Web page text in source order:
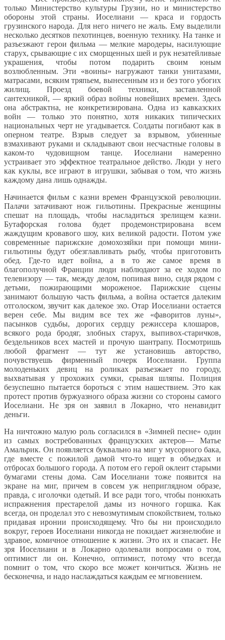
только Министерство культуры Грузии, но и министерство
обороны этой страны. Иоселиани — краса и гордость
грузинского народа. Для него ничего не жаль. Ему выделили
несколько десятков пехотинцев, военную технику. На танке и
разъезжают герои фильма — мелкие мародеры, насилующие
старух, срывающие с их сморщенных шей и рук незатейливые
украшения, чтобы потом подарить своим юным
возлюбленным. Эти «воины» нагружают танки унитазами,
матрасами, всяким тряпьем, вынесенным из и без того убогих
жилищ. Проезд боевой техники, заставленной
сантехникой, — яркий образ войны новейших времен. Здесь
она абстрактна, не конкретизирована. Одна из кавказских
войн — только это понятно, хотя никаких типических
национальных черт не угадывается. Солдаты погибают как в
оперном театре. Взрыв следует за взрывом, убиенные
взмахивают руками и складывают свои несчастные головы в
каком-то чудовищном танце. Иоселиани намеренно
устраивает это эффектное театральное действо. Люди у него
как куклы, все играют в игрушки, забывая о том, что жизнь
каждому дана лишь однажды.
Начинается фильм с казни времен Французской революции.
Палачи затачивают нож гильотины. Прекрасные женщины
спешат на площадь, чтобы насладиться зрелищем казни.
Бутафорская голова будет продемонстрирована всем
жаждущим кровавого шоу, ких великой радости. Потом уже
современные парижские домохозяйки при помощи мини-
гильотины будут обезглавливать рыбу, чтобы приготовить
обед. Где-то идет война, а в то же самое время в
благополучной Франции люди наблюдают за ее ходом по
телевизору — так, между делом, попивая вино, сидя рядом с
детьми, пожирающими мороженое. Парижские сцены
занимают большую часть фильма, а война остается далеким
отголоском, звучит как далекое эхо. Отар Иоселиани остается
верен себе. Мы видим все тех же «фаворитов луны»,
пасынков судьбы, дорогих сердцу режиссера клошаров,
всякого рода бродяг, злобных старух, выпивох-старичков,
бездельников всех мастей и прочую шантрапу. Посмотришь
любой фрагмент — тут же установишь авторство,
почувствуешь фирменный почерк Иоселиани. Группа
молоденьких девиц на роликах разъезжает по городу,
выхватывая у прохожих сумки, срывая шляпы. Полиция
безуспешно пытается бороться с этим нашествием. Это как
протест против буржуазного образа жизни со стороны самого
Иоселиани. Не зря он заявил в Локарно, что ненавидит
деньги.
На ничтожно малую роль согласился в «Зимней песне» один
из самых востребованных французских актеров— Матье
Амальрик. Он появляется буквально на миг у мусорного бака,
где вместе с пожилой дамой что-то ищет в объедках и
отбросах большого города. А потом его герой оклеит старыми
бумагами стены дома. Сам Иоселиани тоже появится на
экране на миг, причем в совсем уж неприглядном образе,
правда, с иголочки одетый. И все ради того, чтобы понюхать
испражнения престарелой дамы из ночного горшка. Как
всегда, он проделал это с невозмутимым спокойствием, только
придавая иронии происходящему. Что бы ни происходило
вокруг, героев Иоселиани никогда не покидает жизнелюбие и
здравое, комичное отношение к жизни. Это их и спасает. Не
зря Иоселиани и в Локарно одолевали вопросами о том,
оптимист ли он. Конечно, оптимист, потому что всегда
помнит о том, что скоро все может кончиться. Жизнь не
бесконечна, и надо наслаждаться каждым ее мгновением.